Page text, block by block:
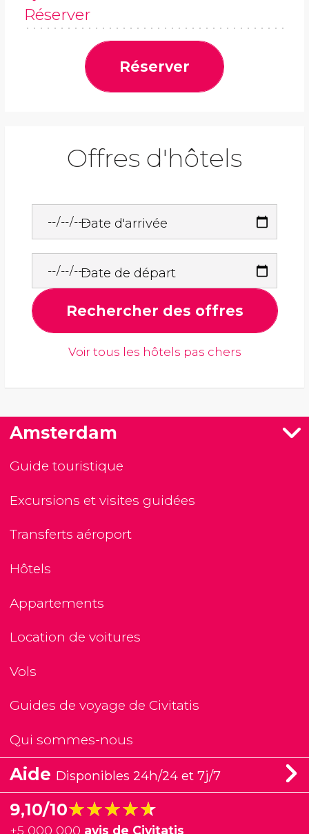
Réserver
Réserver
Offres d'hôtels
Date d'arrivée
Date de départ
Rechercher des offres
Voir tous les hôtels pas chers
Amsterdam
Guide touristique
Excursions et visites guidées
Transferts aéroport
Hôtels
Appartements
Location de voitures
Vols
Guides de voyage de Civitatis
Qui sommes-nous
Aide Disponibles 24h/24 et 7j/7
9,10/10★★★★★
★★★★★
+5 000 000 avis de Civitatis